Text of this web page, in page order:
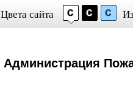
Цвета сайта
Администрация